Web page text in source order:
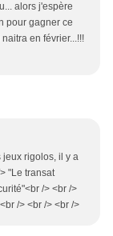
alors j'espère
pour gagner ce
en février...!!!
jeux rigolos, il y a
"Le transat
/> <br />
/> <br /> <br />